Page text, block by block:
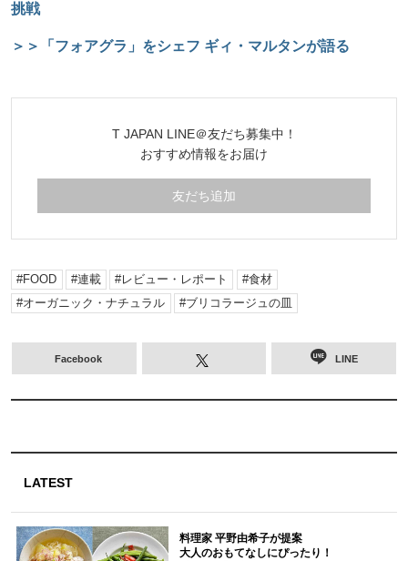
挑戦
＞＞「フォアグラ」をシェフ ギィ・マルタンが語る
T JAPAN LINE＠友だち募集中！
おすすめ情報をお届け
友だち追加
FOOD 連載 レビュー・レポート
食材
オーガニック・ナチュラル
ブリコラージュの皿
Facebook LINE
LATEST
料理家 平野由希子が提案
大人のおもてなしにぴったり！